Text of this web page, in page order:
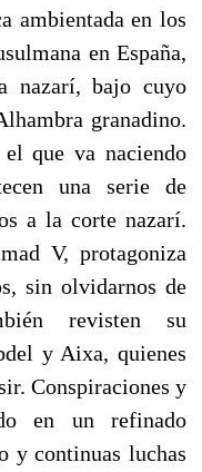
ambientada en los
en España,
nazarí, bajo cuyo
granadino.
que va naciendo
una serie de
a la corte nazarí.
V, protagoniza
sin olvidarnos de
revisten su
y Aixa, quienes
Conspiraciones y
en un refinado
y continuas luchas